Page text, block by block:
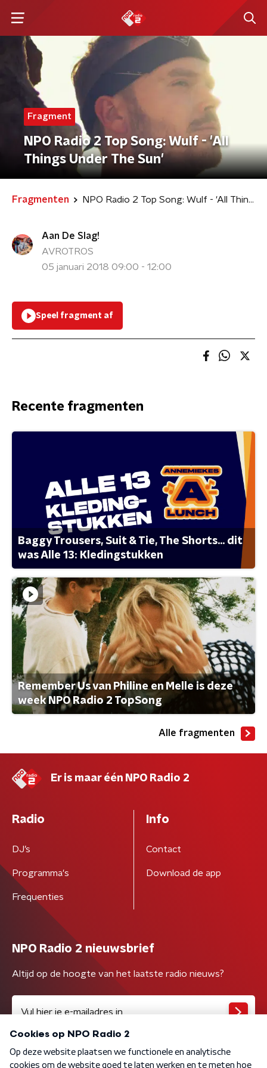
Fragment
NPO Radio 2 Top Song: Wulf - 'All
Things Under The Sun'
Fragmenten NPO Radio 2 Top Song: Wulf - 'All Things Under The Sun'
Aan De Slag!
AVROTROS
05 januari 2018 09:00 - 12:00
Speel fragment af
Recente fragmenten
Baggy Trousers, Suit & Tie, The Shorts... dit
was Alle 13: Kledingstukken
Remember Us van Philine en Melle is deze
week NPO Radio 2 TopSong
Alle fragmenten
Er is maar één NPO Radio 2
Radio
DJ’s
Programma's
Frequenties
Info
Contact
Download de app
NPO Radio 2 nieuwsbrief
Altijd op de hoogte van het laatste radio nieuws?